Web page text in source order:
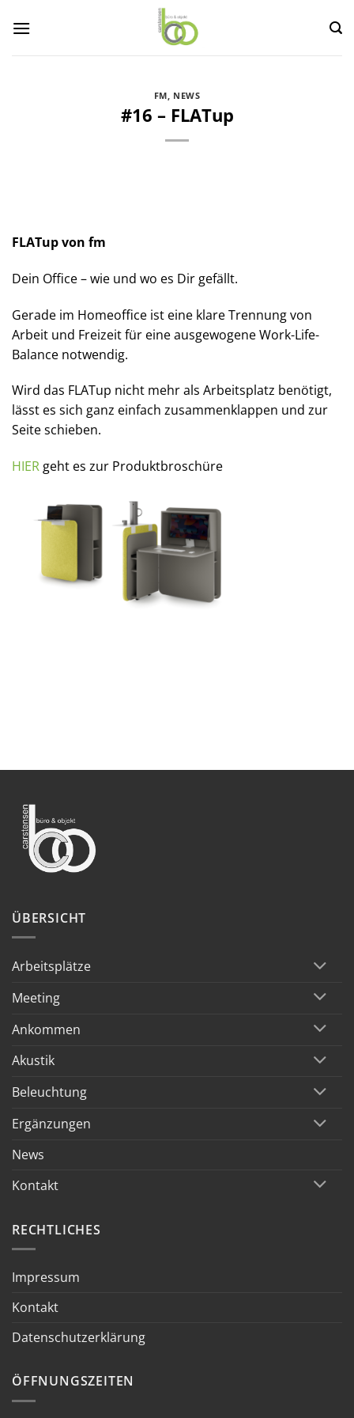
Inhalt
FM NEWS
#16 – FLATup
FLATup von fm
Dein Office – wie und wo es Dir gefällt.
Gerade im Homeoffice ist eine klare Trennung von
Arbeit und Freizeit für eine ausgewogene Work-Life-
Balance notwendig.
Wird das FLATup nicht mehr als Arbeitsplatz benötigt,
lässt es sich ganz einfach zusammenklappen und zur
Seite schieben.
HIER geht es zur Produktbroschüre
ÜBERSICHT
Arbeitsplätze
Meeting
Ankommen
Akustik
Beleuchtung
Ergänzungen
News
Kontakt
RECHTLICHES
Impressum
Kontakt
Datenschutzerklärung
ÖFFNUNGSZEITEN